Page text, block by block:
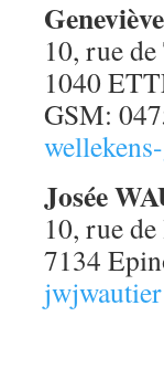
10, rue
1040
GSM:
Josée
10, rue
7134